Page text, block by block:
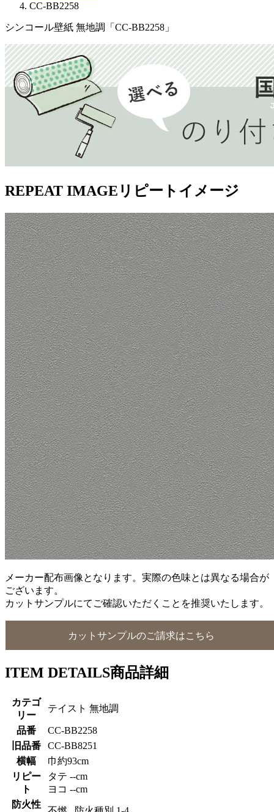
CC-BB2258
シンコール壁紙 無地調「CC-BB2258」
REPEAT IMAGE リピートイメージ
メーカー配布画像となります。実際の色味とは異なる場合が
ございます。
カットサンプルにてご確認いただくことを推奨いたします。
カットサンプルのご請求はこちら
ITEM DETAILS商品詳細
カテゴ
リー
テイスト 無地調
品番
CC-BB2258
旧品番
CC-BB8251
横幅
巾約93cm
リピー
ト
タテ --cm
ヨコ --cm
防火性